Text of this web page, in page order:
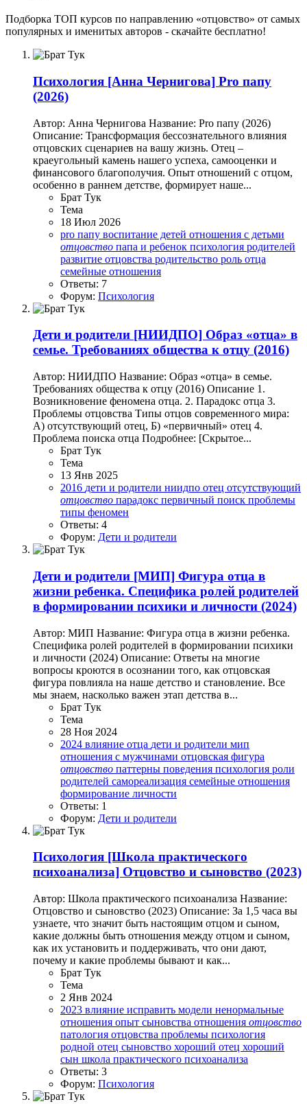
Подборка ТОП курсов по направлению «отцовство» от самых
популярных и именитых авторов - скачайте бесплатно!
Психология [Анна Чернигова] Pro папу
(2026)
Автор: Анна Чернигова Название: Pro папу (2026)
Описание: Трансформация бессознательного влияния
отцовских сценариев на вашу жизнь. Отец –
краеугольный камень нашего успеха, самооценки и
финансового благополучия. Опыт отношений с отцом,
особенно в раннем детстве, формирует наше...
Брат Тук
Тема
18 Июл 2026
pro папу воспитание детей отношения с детьми
отцовство папа и ребенок психология родителей
развитие отцовства родительство роль отца
семейные отношения
Ответы: 7
Форум: Психология
Дети и родители [НИИДПО] Образ «отца» в
семье. Требованиях общества к отцу (2016)
Автор: НИИДПО Название: Образ «отца» в семье.
Требованиях общества к отцу (2016) Описание 1.
Возникновение феномена отца. 2. Парадокс отца 3.
Проблемы отцовства Типы отцов современного мира:
А) отсутствующий отец, Б) «первичный» отец 4.
Проблема поиска отца Подробнее: [Скрытое...
Брат Тук
Тема
13 Янв 2025
2016 дети и родители ниидпо отец отсутствующий
отцовство парадокс первичный поиск проблемы
типы феномен
Ответы: 4
Форум: Дети и родители
Дети и родители [МИП] Фигура отца в
жизни ребенка. Специфика ролей родителей
в формировании психики и личности (2024)
Автор: МИП Название: Фигура отца в жизни ребенка.
Специфика ролей родителей в формировании психики
и личности (2024) Описание: Ответы на многие
вопросы кроются в осознании того, как отцовская
фигура повлияла на наше детство и становление. Все
мы знаем, насколько важен этап детства в...
Брат Тук
Тема
28 Ноя 2024
2024 влияние отца дети и родители мип
отношения с мужчинами отцовская фигура
отцовство паттерны поведения психология роли
родителей самореализация семейные отношения
формирование личности
Ответы: 1
Форум: Дети и родители
Психология [Школа практического
психоанализа] Отцовство и сыновство (2023)
Автор: Школа практического психоанализа Название:
Отцовство и сыновство (2023) Описание: За 1,5 часа вы
узнаете, что значит быть настоящим отцом и сыном,
какие должны быть отношения между отцом и сыном,
как их установить и поддерживать, что они дают,
почему и какие проблемы бывают и как...
Брат Тук
Тема
2 Янв 2024
2023 влияние исправить модели ненормальные
отношения опыт сыновства отношения отцовство
патология отцовства проблемы психология
родной отец сыновство хороший отец хороший
сын школа практического психоанализа
Ответы: 3
Форум: Психология